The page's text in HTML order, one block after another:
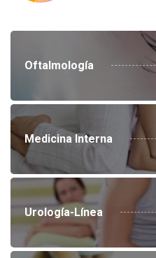
Oftalmología
Medicina Interna
Urología-Línea